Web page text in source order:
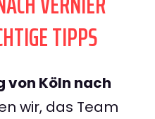
TIPPS
von Köln nach
wir, das Team